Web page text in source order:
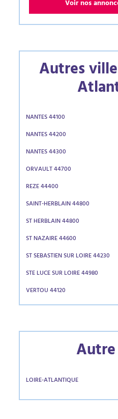
Voir nos
Autres
NANTES 44100
NANTES 44200
NANTES 44300
ORVAULT 44700
REZE 44400
SAINT-HERBLAIN 44800
ST HERBLAIN 44800
ST NAZAIRE 44600
ST SEBASTIEN SUR LOIRE 44230
STE LUCE SUR LOIRE 44980
VERTOU 44120
LOIRE-ATLANTIQUE